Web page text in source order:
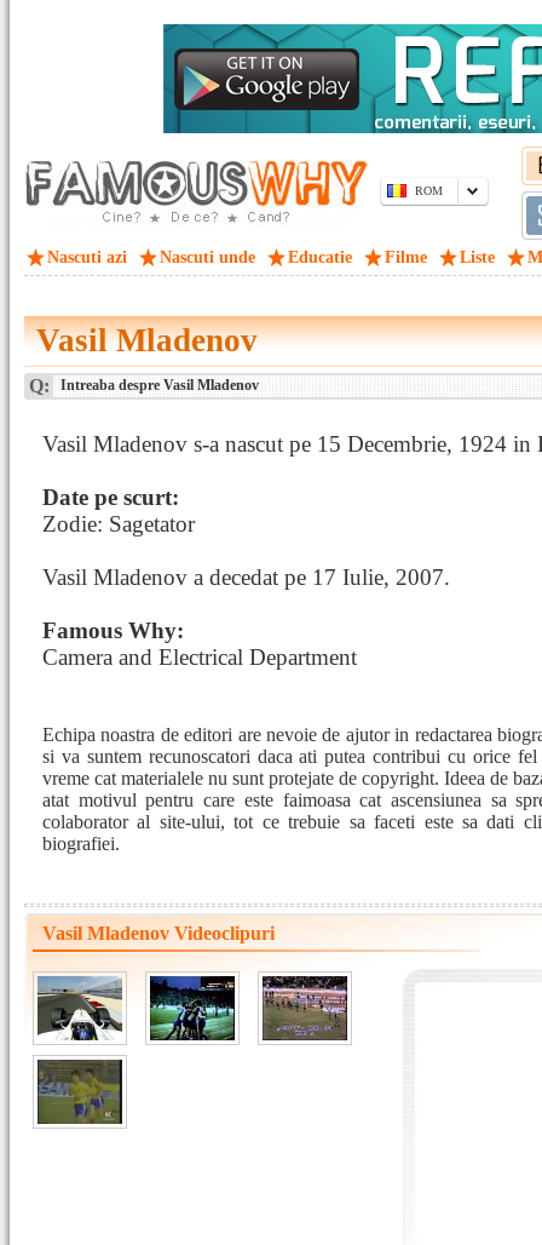
ROM
Nascuti azi Nascuti unde Educatie Filme Liste
Vasil Mladenov
Q: Intreaba despre Vasil Mladenov
Vasil Mladenov s-a nascut pe 15 Decembrie, 1924 in
Date pe scurt:
Zodie: Sagetator
Vasil Mladenov a decedat pe 17 Iulie, 2007.
Famous Why:
Camera and Electrical Department
Echipa noastra de editori are nevoie de ajutor in redactarea
si va suntem recunoscatori daca ati putea contribui cu orice
vreme cat materialele nu sunt protejate de copyright. Ideea de
atat motivul pentru care este faimoasa cat ascensiunea sa
colaborator al site-ului, tot ce trebuie sa faceti este sa dati
biografiei.
Vasil Mladenov Videoclipuri